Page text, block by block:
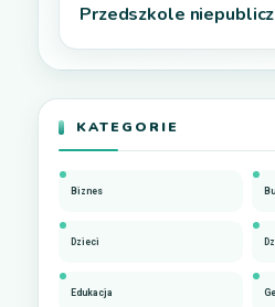
Przedszkole
KATEGORIE
Biznes
Dzieci
Edukacja